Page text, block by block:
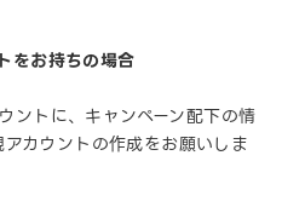
をお持ちの場合
ントに、キャンペーン配下の情
カウントの作成をお願いしま